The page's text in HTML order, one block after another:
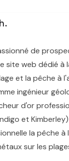
de
site web dédié à
et la pêche à
ingénieur
d'or
et
la pêche à
sur les